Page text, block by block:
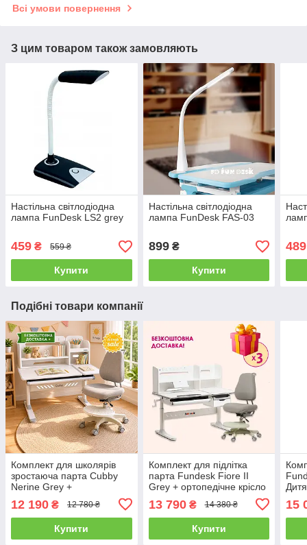
Всі умови повернення
З цим товаром також замовляють
Настільна світлодіодна
лампа FunDesk LS2 grey
459 ₴ 559 ₴
Купити
Настільна світлодіодна
лампа FunDesk FAS-03
899₴
Купити
489
Подібні товари компанії
Комплект для школярів
зростаюча парта Cubby
Nerine Grey +
Cubby Paeonia Grey
12 190 ₴ 12 780 ₴
Купити
Комплект для підлітка
парта Fundesk Fiore II
Grey + ортопедічне крісло
13 790₴ 14 380 ₴
Купити
Grey
15